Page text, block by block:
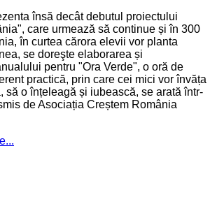
însă decât debutul proiectului
care urmează să continue și în 300
în curtea cărora elevii vor planta
se doreşte elaborarea și
pentru "Ora Verde", o oră de
practică, prin care cei mici vor învăța
să o înțeleagă și iubească, se arată într-
de Asociația Creștem România